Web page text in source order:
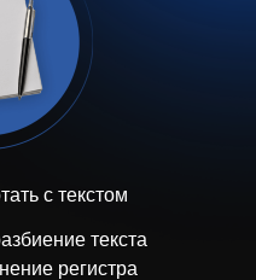
с текстом
текста
регистра